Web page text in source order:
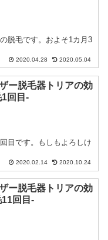
脱毛です。およそ1カ月3
2020.04.28 2020.05.04
ー脱毛器トリアの効
回目-
目です。もしもよろしけ
2020.02.14 2020.10.24
ー脱毛器トリアの効
回目-